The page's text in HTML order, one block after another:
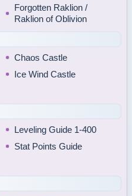
Forgotten Raklion /
Raklion of Oblivion
Chaos Castle
Ice Wind Castle
Leveling Guide 1-400
Stat Points Guide